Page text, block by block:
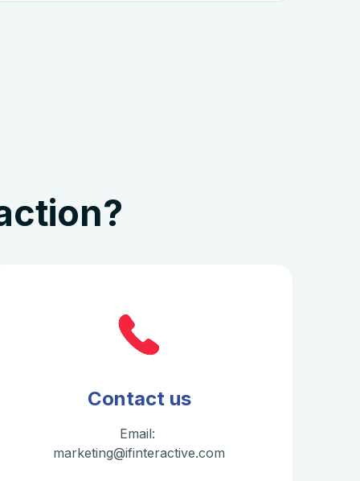
Contact us
Email:
marketing@ifinteractive.com